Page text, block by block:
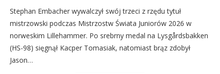
Stephan Embacher wywalczył swój trzeci z rzędu tytuł
mistrzowski podczas Mistrzostw Świata Juniorów 2026 w
norweskim Lillehammer. Po srebrny medal na Lysgårdsbakken
(HS-98) sięgnął Kacper Tomasiak, natomiast brąz zdobył
Jason…